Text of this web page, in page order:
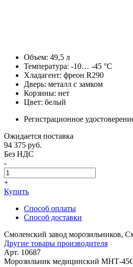
Объем: 49,5 л
Температура: -10… -45 °C
Хладагент: фреон R290
Дверь: металл с замком
Корзины: нет
Цвет: белый
Регистрационное
Ожидается поставка
94 375 руб.
Без НДС
-
+
Купить
Способ оплаты
Способ доставки
Смоленский завод морозильников,
Другие товары производителя
Арт. 10687
Морозильник медицинский МНТ-